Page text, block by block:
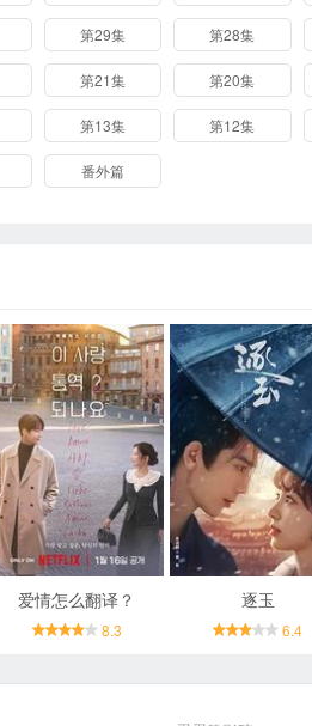
第29集 第28集
第21集 第20集
第13集 第12集
番外篇
爱情怎么翻译？
8.3
逐玉
6.4